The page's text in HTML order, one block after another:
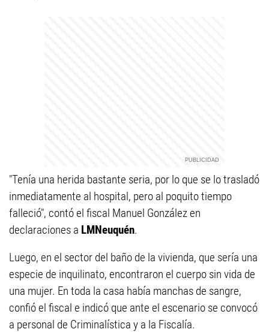
"Tenía una herida bastante seria, por lo que se lo trasladó
inmediatamente al hospital, pero al poquito tiempo
falleció", contó el fiscal Manuel González en
declaraciones a LMNeuquén.
Luego, en el sector del baño de la vivienda, que sería una
especie de inquilinato, encontraron el cuerpo sin vida de
una mujer. En toda la casa había manchas de sangre,
confió el fiscal e indicó que ante el escenario se convocó
a personal de Criminalística y a la Fiscalía.